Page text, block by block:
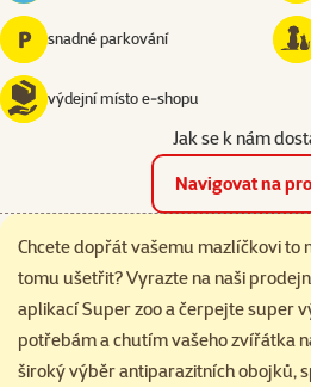
snadné parkování
výdejní místo e‑shopu
Jak se k nám
Navigovat na
Chcete dopřát vašemu mazlíčkovi to
tomu ušetřit? Vyrazte na naši
aplikací Super zoo a čerpejte super
potřebám a chutím vašeho zvířátka
široký výběr antiparazitních obojků,